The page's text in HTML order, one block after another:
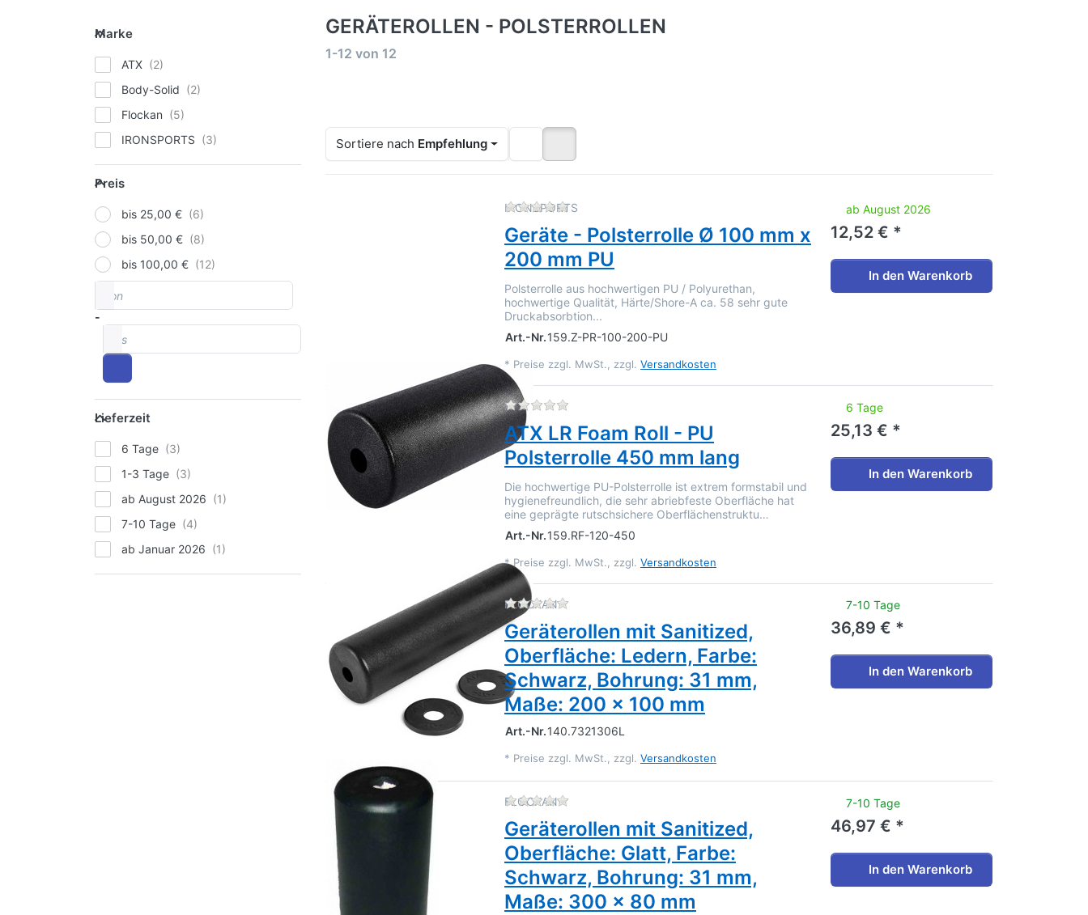
Marke
Marke
ATX
Body-Solid
Flockan
IRONSPORTS
Preis
Preis
bis 25,00 €
bis 50,00 €
bis 100,00 €
Preisspanne
-
Lieferzeit
Lieferzeit
6 Tage
1-3 Tage
ab August 2026
7-10 Tage
ab Januar 2026
GERÄTEROLLEN - POLSTERROLLEN
Suchergebnisse:
1-12 von 12
Sortiere nach Empfehlung
IRONSPORTSZu diesem Produkt liegen noch keine Bewertungen vor.
Geräte - Polsterrolle Ø 100 mm x
200 mm PU
Polsterrolle aus hochwertigen PU / Polyurethan,
hochwertige Qualität, Härte/Shore-A ca. 58 sehr gute
Druckabsorbtion...
Art.-Nr.159.Z-PR-100-200-PU
* Preise zzgl. MwSt., zzgl. Versandkosten
ab August 2026
12,52 € *
In den Warenkorb
ATX Zu diesem Produkt liegen noch keine Bewertungen vor.
ATX LR Foam Roll - PU
Polsterrolle 450 mm lang
Die hochwertige PU-Polsterrolle ist extrem formstabil und
hygienefreundlich, die sehr abriebfeste Oberfläche hat
eine geprägte rutschsichere Oberflächenstruktu…
Art.-Nr.159.RF-120-450
* Preise zzgl. MwSt., zzgl. Versandkosten
6 Tage
25,13 € *
In den Warenkorb
FLOCKAN Zu diesem Produkt liegen noch keine Bewertungen vor.
Geräterollen mit Sanitized,
Oberfläche: Ledern, Farbe:
Schwarz, Bohrung: 31 mm,
Maße: 200 x 100 mm
Art.-Nr.140.7321306L
* Preise zzgl. MwSt., zzgl. Versandkosten
7-10 Tage
36,89 € *
In den Warenkorb
FLOCKAN Zu diesem Produkt liegen noch keine Bewertungen vor.
Geräterollen mit Sanitized,
Oberfläche: Glatt, Farbe:
Schwarz, Bohrung: 31 mm,
Maße: 300 x 80 mm
7-10 Tage
46,97 € *
In den Warenkorb